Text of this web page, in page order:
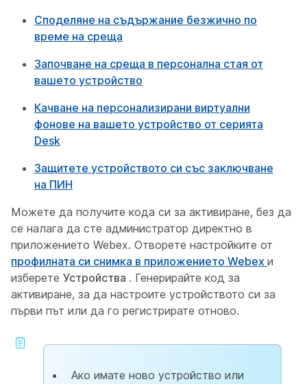
Споделяне на съдържание безжично по
време на среща
Започване на среща в персонална стая от
вашето устройство
Качване на персонализирани виртуални
фонове на вашето устройство от серията
Desk
Защитете устройството си със заключване
на ПИН
Можете да получите кода си за активиране, без да
се налага да сте администратор директно в
приложението Webex. Отворете настройките от
профилната си снимка в приложението Webex и
изберете Устройства . Генерирайте код за
активиране, за да настроите устройството си за
първи път или да го регистрирате отново.
Ако имате ново устройство или